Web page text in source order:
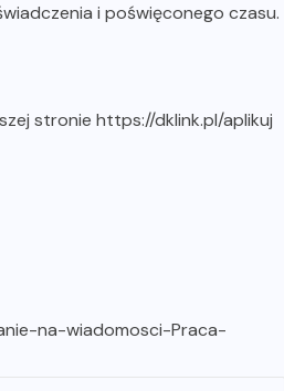
i poświęconego czasu.
stronie https://dklink.pl/aplikuj
na-wiadomosci-Praca-